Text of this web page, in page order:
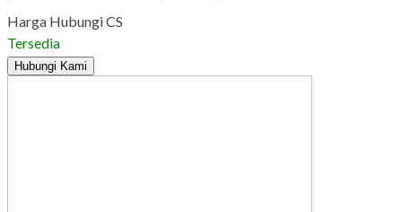
Harga Hubungi CS
Tersedia
Hubungi Kami